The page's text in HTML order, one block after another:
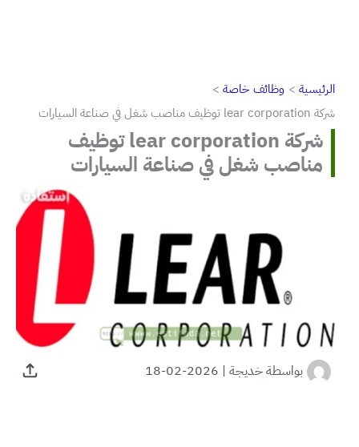
الرئيسية
وظائف خاصة
شركة lear corporation توظيف مناصب شغل في صناعة السيارات
شركة lear corporation توظيف
مناصب شغل في صناعة السيارات
بواسطةخديجة |
2026-02-18